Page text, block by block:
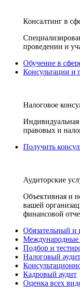
Консалтинг в
проведении и
Обучение в
Консультации и
Налоговое
правовых и
Получить
Аудиторские
Объективная и
вашей
финансовой
Обязательный и
Международные
Подбор и
Налоговый аудит
Кадровый аудит
Оценка всех